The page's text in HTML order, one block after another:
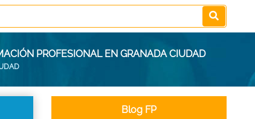
PROFESIONAL EN GRANADA CIUDAD
Blog FP